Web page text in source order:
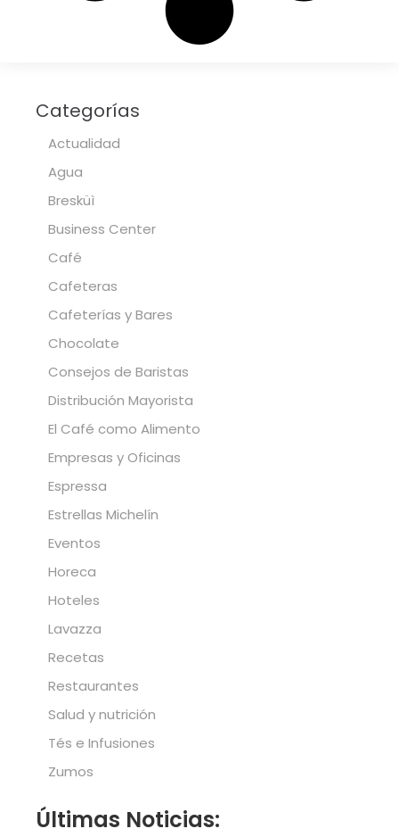
Categorías
Actualidad
Agua
Bresküì
Business Center
Café
Cafeteras
Cafeterías y Bares
Chocolate
Consejos de Baristas
Distribución Mayorista
El Café como Alimento
Empresas y Oficinas
Espressa
Estrellas Michelín
Eventos
Horeca
Hoteles
Lavazza
Recetas
Restaurantes
Salud y nutrición
Tés e Infusiones
Zumos
Últimas Noticias: